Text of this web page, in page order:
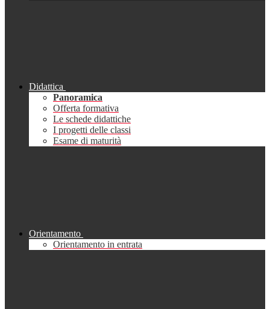
Didattica
Panoramica
Offerta formativa
Le schede didattiche
I progetti delle classi
Esame di maturità
Orientamento
Orientamento in entrata